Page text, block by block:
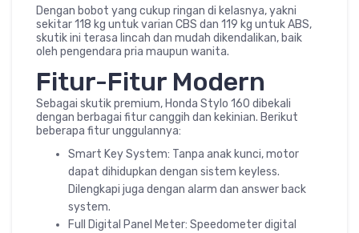
Dengan bobot yang cukup ringan di kelasnya, yakni
sekitar 118 kg untuk varian CBS dan 119 kg untuk ABS,
skutik ini terasa lincah dan mudah dikendalikan, baik
oleh pengendara pria maupun wanita.
Fitur-Fitur Modern
Sebagai skutik premium, Honda Stylo 160 dibekali
dengan berbagai fitur canggih dan kekinian. Berikut
beberapa fitur unggulannya:
Smart Key System: Tanpa anak kunci, motor
dapat dihidupkan dengan sistem keyless.
Dilengkapi juga dengan alarm dan answer back
system.
Full Digital Panel Meter: Speedometer digital